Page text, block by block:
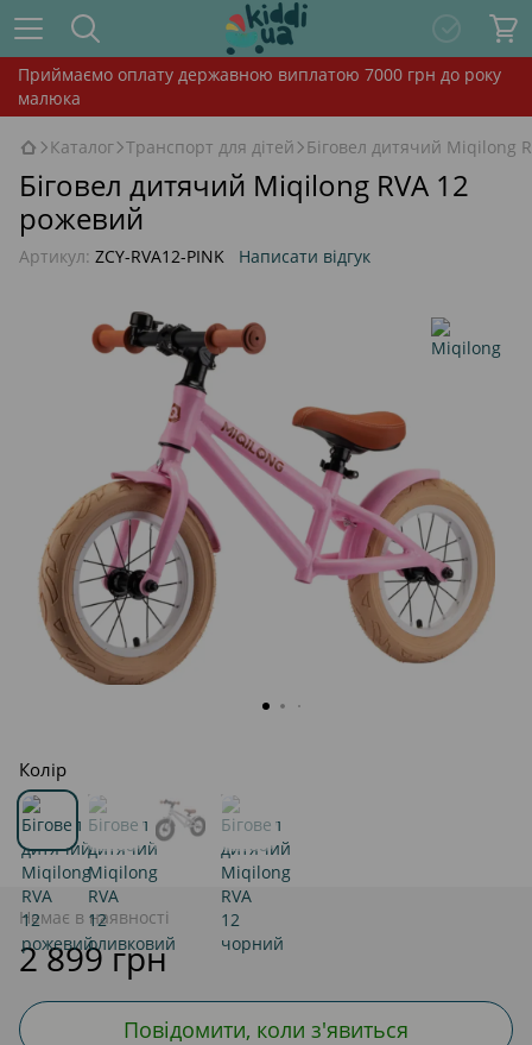
Приймаємо оплату державною виплатою 7000 грн до року
малюка
Каталог Транспорт для дітей Біговел дитячий Miqilong
Біговел дитячий Miqilong RVA 12
рожевий
Артикул: ZCY-RVA12-PINK Написати відгук
Колір
Немає в наявності
2 899 грн
Повідомити, коли з'явиться